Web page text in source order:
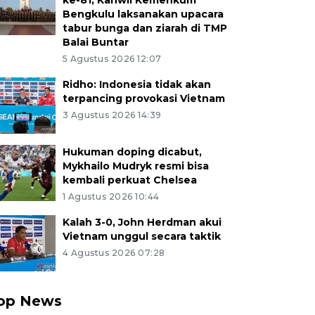
Bengkulu laksanakan upacara
tabur bunga dan ziarah di TMP
Balai Buntar
5 Agustus 2026 12:07
Ridho: Indonesia tidak akan
terpancing provokasi Vietnam
3 Agustus 2026 14:39
Hukuman doping dicabut,
Mykhailo Mudryk resmi bisa
kembali perkuat Chelsea
1 Agustus 2026 10:44
Kalah 3-0, John Herdman akui
Vietnam unggul secara taktik
4 Agustus 2026 07:28
News